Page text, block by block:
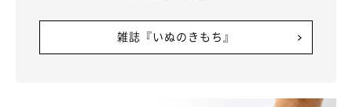
雑誌『いぬのきもち』